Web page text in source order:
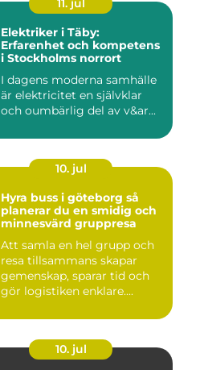
11. jul
Elektriker i Täby:
Erfarenhet och kompetens
i Stockholms norrort
I dagens moderna samhälle
är elektricitet en självklar
och oumbärlig del av v&ar...
10. jul
Hyra buss i göteborg så
planerar du en smidig och
minnesvärd gruppresa
Att samla en hel grupp och
resa tillsammans skapar
gemenskap, sparar tid och
gör logistiken enklare....
10. jul